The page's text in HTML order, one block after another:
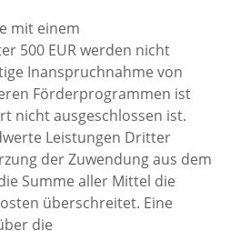
mit einem
500 EUR werden nicht
Inanspruchnahme von
Förderprogrammen ist
nicht ausgeschlossen ist.
Leistungen Dritter
der Zuwendung aus dem
Summe aller Mittel die
überschreitet. Eine
die